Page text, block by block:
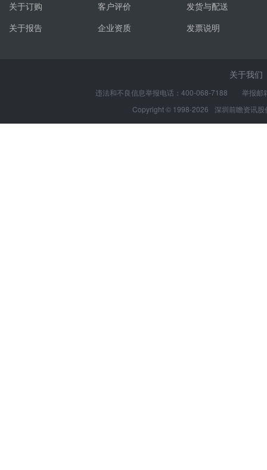
关于订购
关于报告
客户评价
企业资质
发货与配送
发票说明
关于我们
违法和不良信息举报电话：400-068-7188 举报
Copyright © 1998-2026
深圳前瞻资讯股